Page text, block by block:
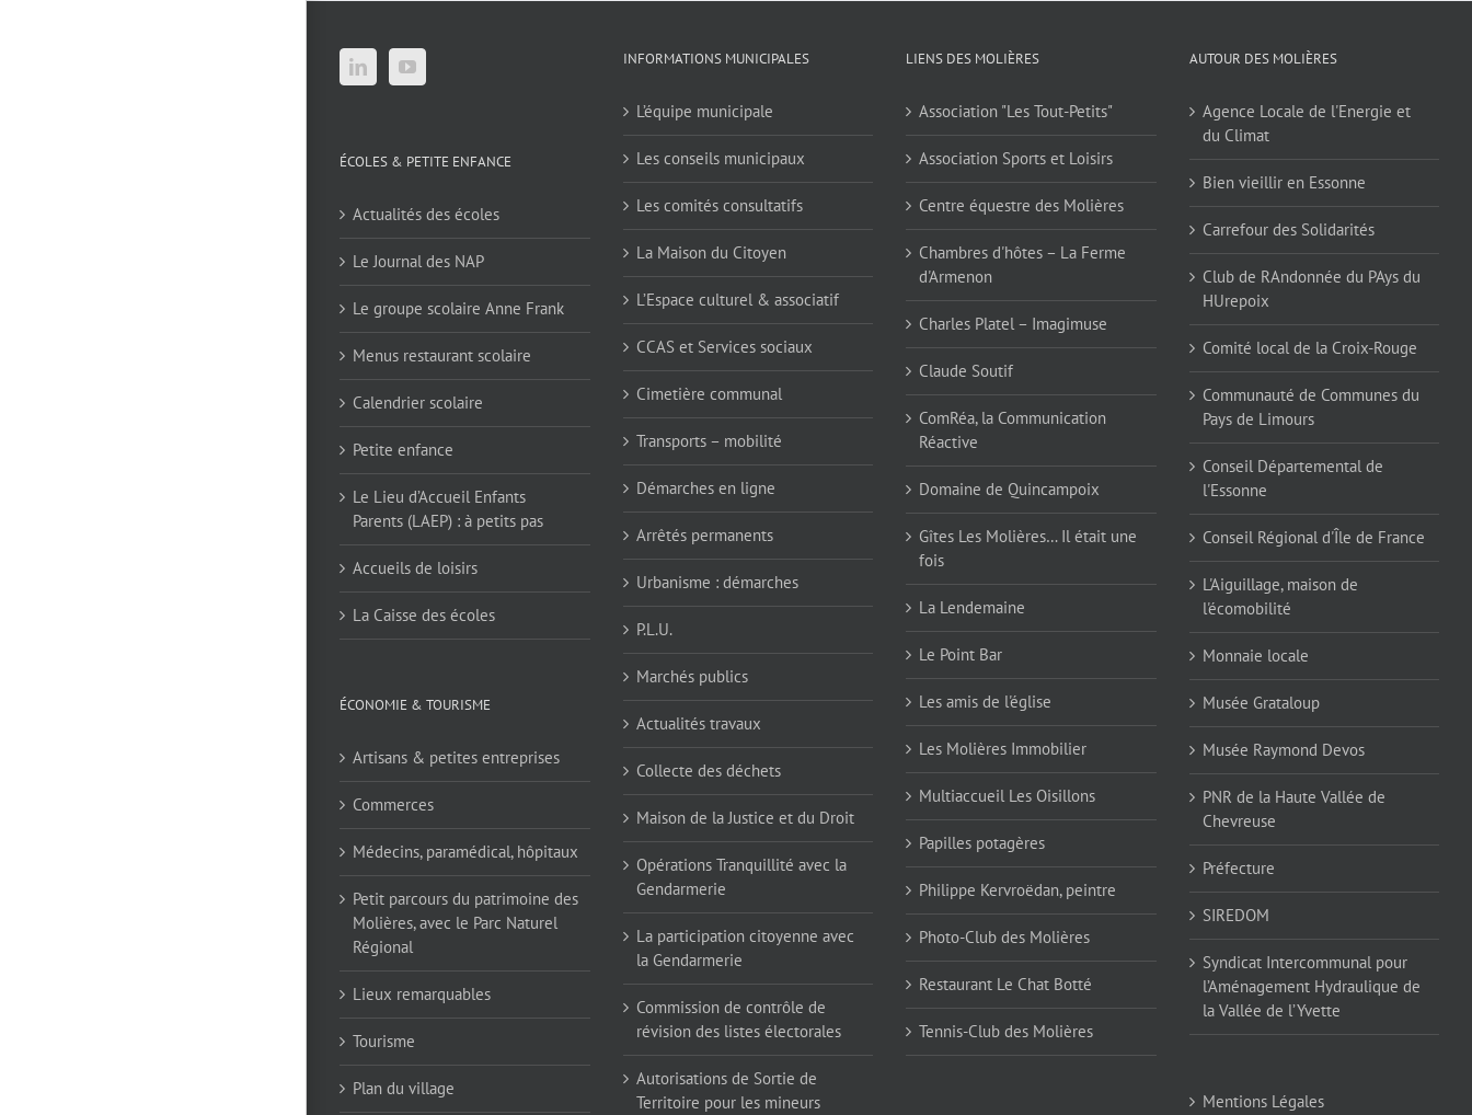
ÉCOLES & PETITE ENFANCE
Actualités des écoles
Le Journal des NAP
Le groupe scolaire Anne Frank
Menus restaurant scolaire
Calendrier scolaire
Petite enfance
Le Lieu d’Accueil Enfants
Parents (LAEP) : à petits pas
Accueils de loisirs
La Caisse des écoles
ÉCONOMIE & TOURISME
Artisans & petites entreprises
Commerces
Médecins, paramédical, hôpitaux
Petit parcours du patrimoine des
Molières, avec le Parc Naturel
Régional
Lieux remarquables
Tourisme
Plan du village
INFORMATIONS MUNICIPALES
L’équipe municipale
Les conseils municipaux
Les comités consultatifs
La Maison du Citoyen
L’Espace culturel & associatif
CCAS et Services sociaux
Cimetière communal
Transports – mobilité
Démarches en ligne
Arrêtés permanents
Urbanisme : démarches
P.L.U.
Marchés publics
Actualités travaux
Collecte des déchets
Maison de la Justice et du Droit
Opérations Tranquillité avec la
Gendarmerie
La participation citoyenne avec
la Gendarmerie
Commission de contrôle de
révision des listes électorales
Autorisations de Sortie de
Territoire pour les mineurs
LIENS DES MOLIÈRES
Association "Les Tout-Petits"
Association Sports et Loisirs
Centre équestre des Molières
Chambres d'hôtes – La Ferme
d'Armenon
Charles Platel – Imagimuse
Claude Soutif
ComRéa, la Communication
Réactive
Domaine de Quincampoix
Gîtes Les Molières… Il était une
fois
La Lendemaine
Le Point Bar
Les amis de l'église
Les Molières Immobilier
Multiaccueil Les Oisillons
Papilles potagères
Philippe Kervroëdan, peintre
Photo-Club des Molières
Restaurant Le Chat Botté
Tennis-Club des Molières
AUTOUR DES MOLIÈRES
Agence Locale de l'Energie et
du Climat
Bien vieillir en Essonne
Carrefour des Solidarités
Club de RAndonnée du PAys du
HUrepoix
Comité local de la Croix-Rouge
Communauté de Communes du
Pays de Limours
Conseil Départemental de
l'Essonne
Conseil Régional d'Île de France
L'Aiguillage, maison de
l'écomobilité
Monnaie locale
Musée Grataloup
Musée Raymond Devos
PNR de la Haute Vallée de
Chevreuse
Préfecture
SIREDOM
Syndicat Intercommunal pour
l’Aménagement Hydraulique de
la Vallée de l’Yvette
Mentions Légales